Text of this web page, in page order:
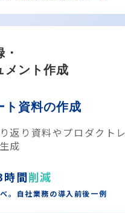
メント作成
ト資料の作成
返り資料やプロダクト
成
時間削減
。自社業務の導入前後一例